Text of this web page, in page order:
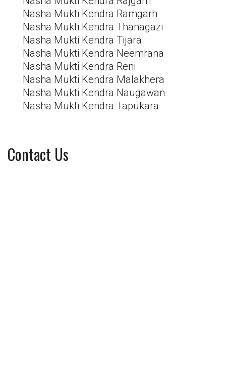
Nasha Mukti Kendra Ramgarh
Nasha Mukti Kendra Thanagazi
Nasha Mukti Kendra Tijara
Nasha Mukti Kendra Neemrana
Nasha Mukti Kendra Reni
Nasha Mukti Kendra Malakhera
Nasha Mukti Kendra Naugawan
Nasha Mukti Kendra Tapukara
Contact Us